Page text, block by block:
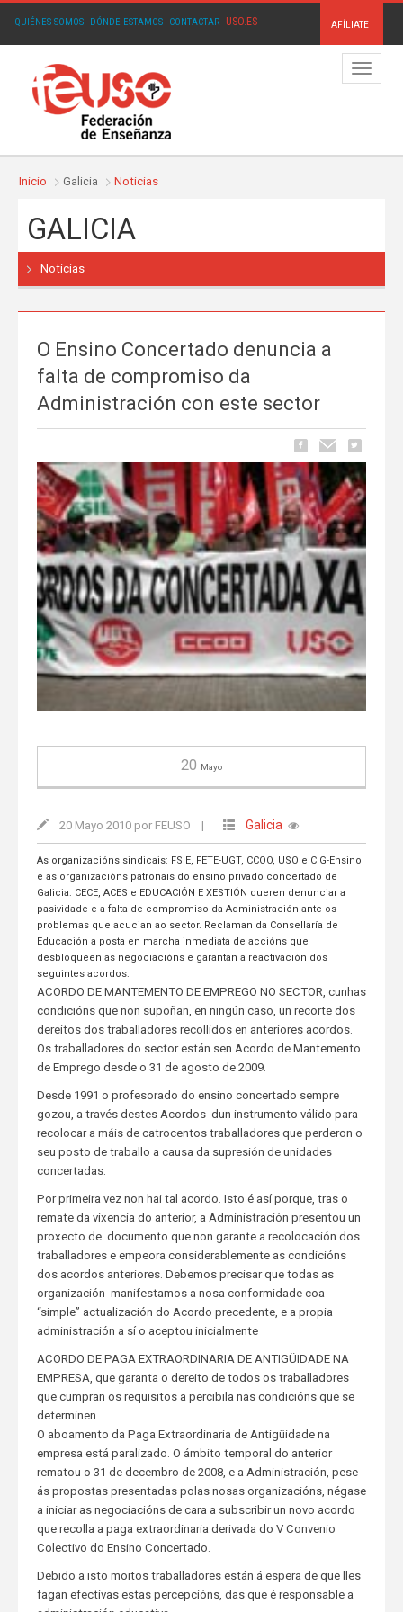
QUIÉNES SOMOS· DÓNDE ESTAMOS· CONTACTAR· USO.ES AFÍLIATE
Menú
Inicio Galicia Noticias
GALICIA
Noticias
O Ensino Concertado denuncia a
falta de compromiso da
Administración con este sector
20 Mayo
20 Mayo 2010 por FEUSO | Galicia
As organizacións sindicais: FSIE, FETE-UGT, CCOO, USO e CIG-Ensino
e as organizacións patronais do ensino privado concertado de
Galicia: CECE, ACES e EDUCACIÓN E XESTIÓN queren denunciar a
pasividade e a falta de compromiso da Administración ante os
problemas que acucian ao sector. Reclaman da Consellaría de
Educación a posta en marcha inmediata de accións que
desbloqueen as negociacións e garantan a reactivación dos
seguintes acordos:
ACORDO DE MANTEMENTO DE EMPREGO NO SECTOR, cunhas
condicións que non supoñan, en ningún caso, un recorte dos
dereitos dos traballadores recollidos en anteriores acordos.
Os traballadores do sector están sen Acordo de Mantemento
de Emprego desde o 31 de agosto de 2009.
Desde 1991 o profesorado do ensino concertado sempre
gozou, a través destes Acordos dun instrumento válido para
recolocar a máis de catrocentos traballadores que perderon o
seu posto de traballo a causa da supresión de unidades
concertadas.
Por primeira vez non hai tal acordo. Isto é así porque, tras o
remate da vixencia do anterior, a Administración presentou un
proxecto de documento que non garante a recolocación dos
traballadores e empeora considerablemente as condicións
dos acordos anteriores. Debemos precisar que todas as
organización manifestamos a nosa conformidade coa
“simple” actualización do Acordo precedente, e a propia
administración a sí o aceptou inicialmente
ACORDO DE PAGA EXTRAORDINARIA DE ANTIGÜIDADE NA
EMPRESA, que garanta o dereito de todos os traballadores
que cumpran os requisitos a percibila nas condicións que se
determinen.
O aboamento da Paga Extraordinaria de Antigüidade na
empresa está paralizado. O ámbito temporal do anterior
rematou o 31 de decembro de 2008, e a Administración, pese
ás propostas presentadas polas nosas organizacións, négase
a iniciar as negociacións de cara a subscribir un novo acordo
que recolla a paga extraordinaria derivada do V Convenio
Colectivo do Ensino Concertado.
Debido a isto moitos traballadores están á espera de que lles
fagan efectivas estas percepcións, das que é responsable a